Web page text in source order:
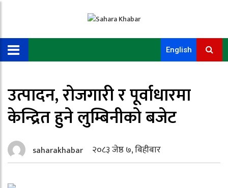
English
उत्पादन, रोजगारी र पूर्वाधारमा
केन्द्रित हुने लुम्बिनीको बजेट
saharakhabar २०८३ जेष्ठ ७, बिहीबार